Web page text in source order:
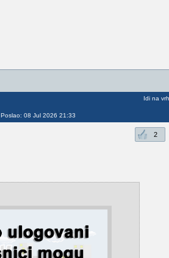
Poslao: 08 Jul 2026 21:33
Idi na vrh
2